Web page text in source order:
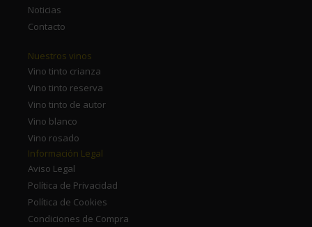
Noticias
Contacto
Nuestros vinos
Vino tinto crianza
Vino tinto reserva
Vino tinto de autor
Vino blanco
Vino rosado
Información Legal
Aviso Legal
Política de Privacidad
Política de Cookies
Condiciones de Compra